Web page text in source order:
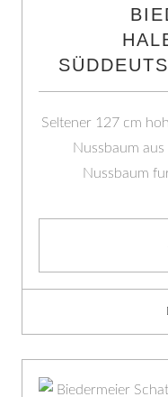
Seltener 127 cm
Nussbaum
Nussbaum